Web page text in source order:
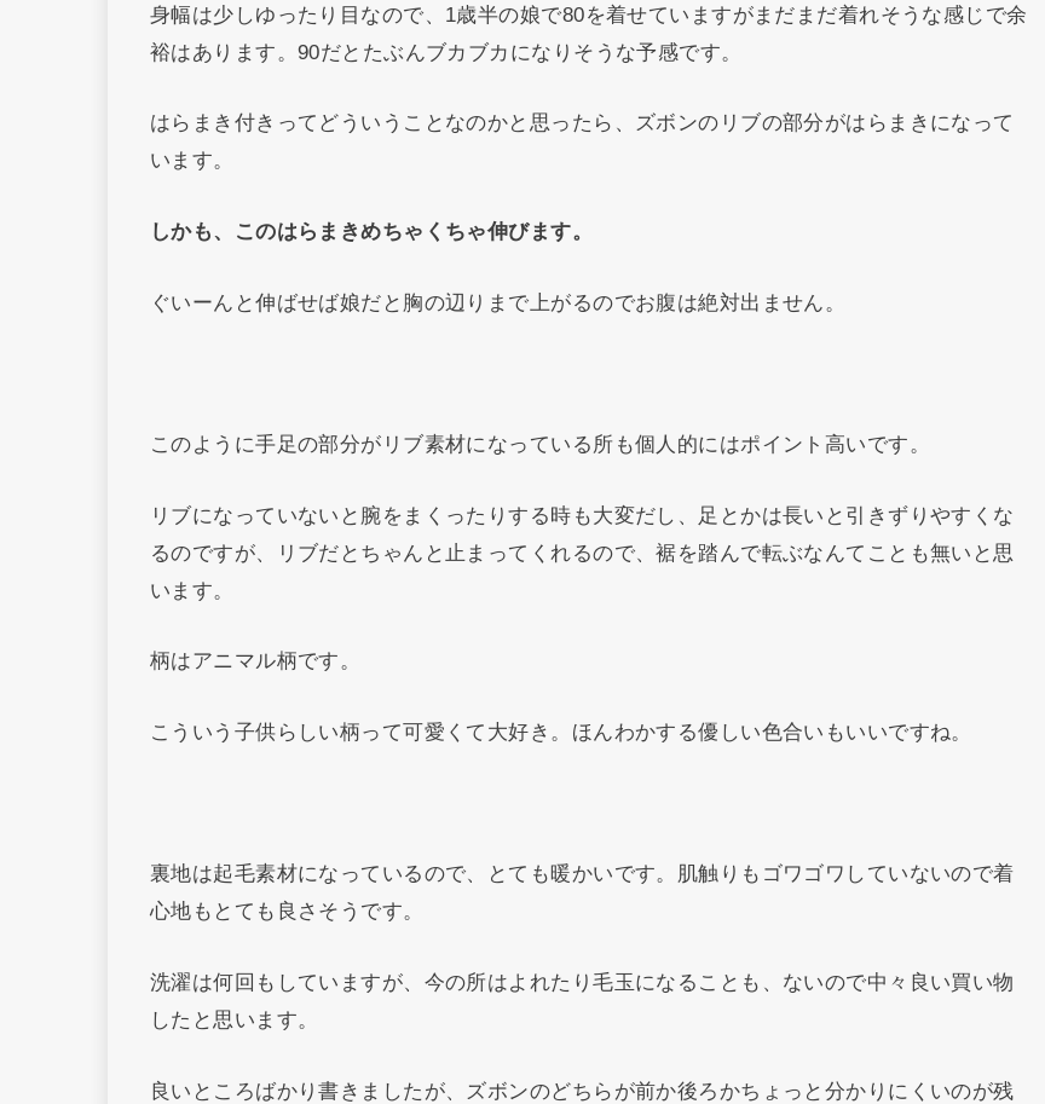
身幅は少しゆったり目なので、1歳半の娘で80を着せていますがまだまだ着れそうな感じで余
裕はあります。90だとたぶんブカブカになりそうな予感です。
はらまき付きってどういうことなのかと思ったら、ズボンのリブの部分がはらまきになって
います。
しかも、このはらまきめちゃくちゃ伸びます。
ぐいーんと伸ばせば娘だと胸の辺りまで上がるのでお腹は絶対出ません。
このように手足の部分がリブ素材になっている所も個人的にはポイント高いです。
リブになっていないと腕をまくったりする時も大変だし、足とかは長いと引きずりやすくな
るのですが、リブだとちゃんと止まってくれるので、裾を踏んで転ぶなんてことも無いと思
います。
柄はアニマル柄です。
こういう子供らしい柄って可愛くて大好き。ほんわかする優しい色合いもいいですね。
裏地は起毛素材になっているので、とても暖かいです。肌触りもゴワゴワしていないので着
心地もとても良さそうです。
洗濯は何回もしていますが、今の所はよれたり毛玉になることも、ないので中々良い買い物
したと思います。
良いところばかり書きましたが、ズボンのどちらが前か後ろかちょっと分かりにくいのが残